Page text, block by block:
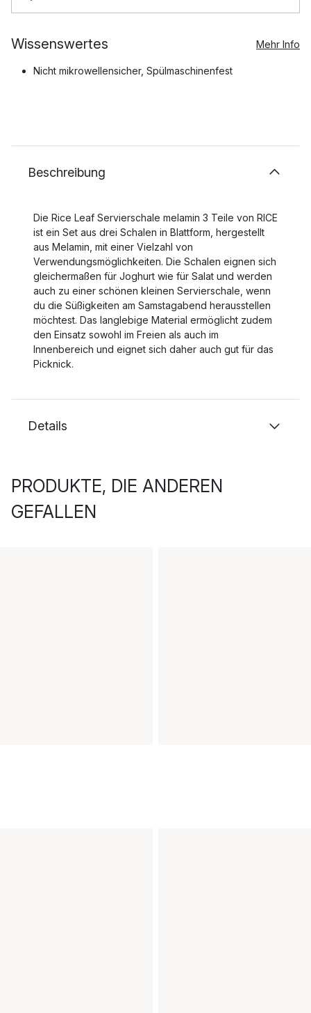
Wissenswertes Mehr Info
Nicht mikrowellensicher, Spülmaschinenfest
Beschreibung
Die Rice Leaf Servierschale melamin 3 Teile von RICE
ist ein Set aus drei Schalen in Blattform, hergestellt
aus Melamin, mit einer Vielzahl von
Verwendungsmöglichkeiten. Die Schalen eignen sich
gleichermaßen für Joghurt wie für Salat und werden
auch zu einer schönen kleinen Servierschale, wenn
du die Süßigkeiten am Samstagabend herausstellen
möchtest. Das langlebige Material ermöglicht zudem
den Einsatz sowohl im Freien als auch im
Innenbereich und eignet sich daher auch gut für das
Picknick.
Details
PRODUKTE, DIE ANDEREN
GEFALLEN